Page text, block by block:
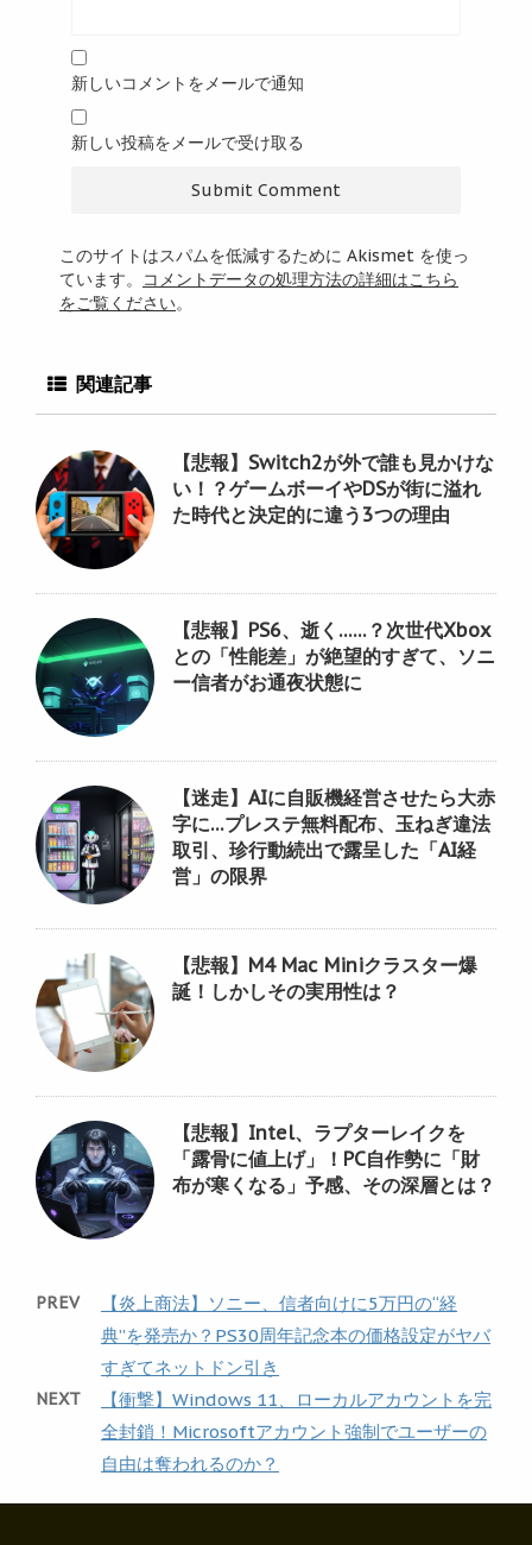
新しいコメントをメールで通知
新しい投稿をメールで受け取る
このサイトはスパムを低減するために Akismet を使っ
ています。
コメントデータの処理方法の詳細はこちら
をご覧ください。
関連記事
【悲報】Switch2が外で誰も見かけな
い！？ゲームボーイやDSが街に溢れ
た時代と決定的に違う3つの理由
【悲報】PS6、逝く……？次世代Xbox
との「性能差」が絶望的すぎて、ソニ
ー信者がお通夜状態に
【迷走】AIに自販機経営させたら大赤
字に…プレステ無料配布、玉ねぎ違法
取引、珍行動続出で露呈した「AI経
営」の限界
【悲報】M4 Mac Miniクラスター爆
誕！しかしその実用性は？
【悲報】Intel、ラプターレイクを
「露骨に値上げ」！PC自作勢に「財
布が寒くなる」予感、その深層とは？
PREV
【炎上商法】ソニー、信者向けに5万円の“経
典”を発売か？PS30周年記念本の価格設定がヤバ
すぎてネットドン引き
NEXT
【衝撃】Windows 11、ローカルアカウントを完
全封鎖！Microsoftアカウント強制でユーザーの
自由は奪われるのか？